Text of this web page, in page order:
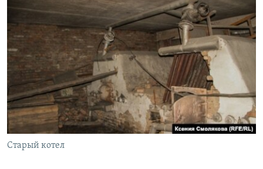
Старый котел